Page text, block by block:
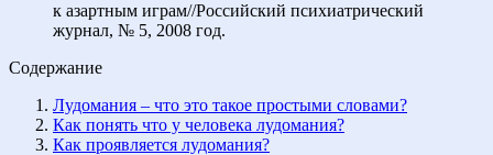
к азартным играм//Российский психиатрический
журнал, № 5, 2008 год.
Содержание
Лудомания – что это такое простыми словами?
Как понять что у человека лудомания?
Как проявляется лудомания?